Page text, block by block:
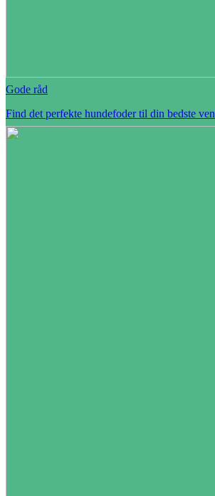
Gode råd
Find det perfekte hundefoder til din bedste ven